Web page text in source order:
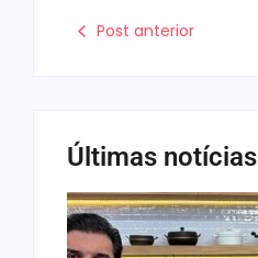
Post anterior
Últimas notícias